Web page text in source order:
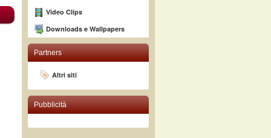
Video Clips
Downloads e Wallpapers
Partners
Altri siti
Pubblicità